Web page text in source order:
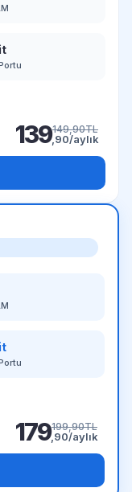
139149,90TL
,90/aylık
179199,90TL
,90/aylık